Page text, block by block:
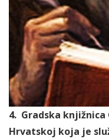
4. Gradska
Hrvatskoj koja je